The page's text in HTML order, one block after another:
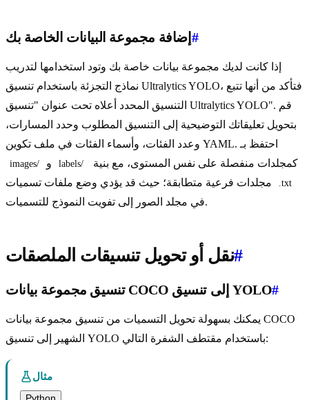
إضافة مجموعة البيانات الخاصة بك #
إذا كانت لديك مجموعة بيانات خاصة بك وتود استخدامها لتدريب
نماذج التجزئة باستخدام تنسيق Ultralytics YOLO، فتأكد من أنها تتبع
التنسيق المحدد أعلاه تحت عنوان "تنسيق Ultralytics YOLO". قم
بتحويل تعليقاتك التوضيحية إلى التنسيق المطلوب وحدد المسارات،
وعدد الفئات، وأسماء الفئات في ملف تكوين YAML. احتفظ بـ
images/ labels/
.txt
في مجلد الصور إلى تفويت النموذج للتسميات.
نقل أو تحويل تنسيقات الملصقات#
تنسيق مجموعة بيانات COCO إلى تنسيق YOLO#
يمكنك بسهولة تحويل التسميات من تنسيق مجموعة بيانات COCO
الشهير إلى تنسيق YOLO باستخدام مقتطف الشفرة التالي:
مثال